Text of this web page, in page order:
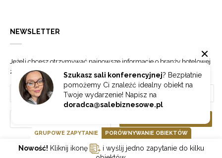
Szukasz sali konferencyjnej? Bezpłatnie
pomożemy Ci znaleźć idealny obiekt na
Twoje wydarzenie! Napisz na
doradca@salebiznesowe.pl
NEWSLETTER
Jeżeli chcesz otrzymywać najnowsze informacje o branży hotelowej
zapisz się do naszego newslettera.
GOONLINE.PL SPÓŁKA Z OGRANICZONĄ ODPOWIEDZIALNOŚCIĄ SP.K.
GRUPOWE ZAPYTANIE PORÓWNYWANIE OBIEKTÓW
Nowość! Kliknij ikonę
i wyślij jedno zapytanie do kilku